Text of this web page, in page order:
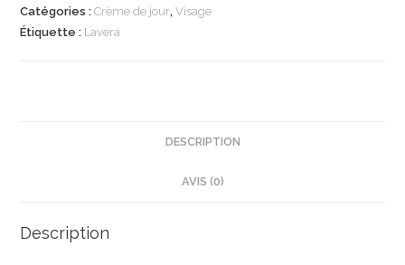
Sensitiv
trockene
Huile
Catégories :Crème de jour,Visage
Étiquette : Lavera
DESCRIPTION
AVIS (0)
Description